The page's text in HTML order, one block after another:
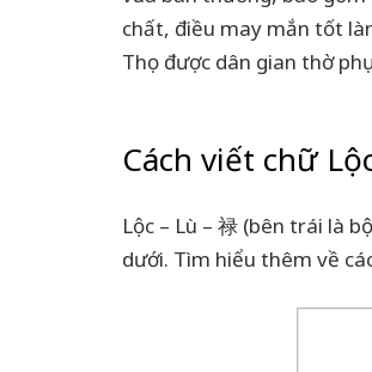
chất, điều may mắn tốt
Thọ được dân gian thờ
Cách viết chữ
Lộc – Lù – 禄 (bên trái là
dưới. Tìm hiểu thêm về